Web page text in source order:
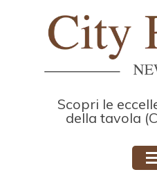
Scopri le
della tavola